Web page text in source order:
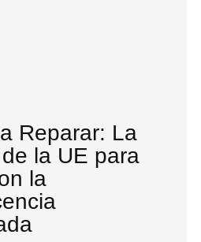
Reparar: La
la UE para
la